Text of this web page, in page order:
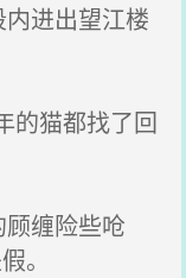
进出望江楼
的猫都找了回
缠险些呛
。